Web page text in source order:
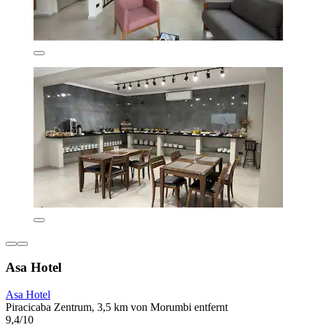
Asa Hotel
Asa Hotel
Piracicaba Zentrum, 3,5 km von Morumbi entfernt
9,4/10